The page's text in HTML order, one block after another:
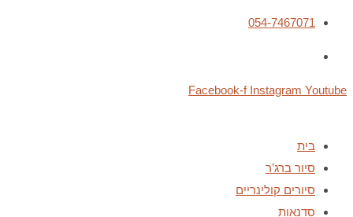
054-7467071
Facebook-f Instagram Youtube
בית
סיור ברג’ר
סיורים קולינריים
סדנאות